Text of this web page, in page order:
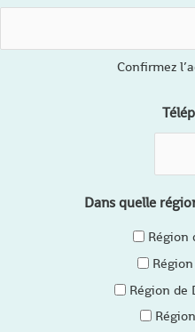
Confirmez
Dans quelle
Région
Région de